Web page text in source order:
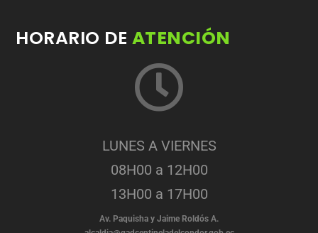
HORARIO DE ATENCIÓN
LUNES A VIERNES
08H00 a 12H00
13H00 a 17H00
Av. Paquisha y Jaime Roldós A.